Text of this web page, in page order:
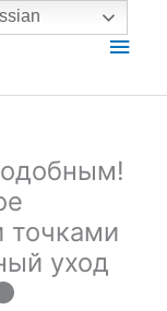
точками
уход